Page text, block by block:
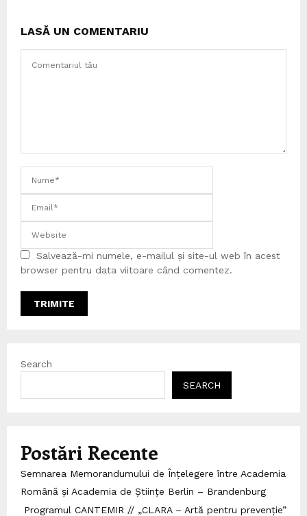
LASĂ UN COMENTARIU
Salvează-mi numele, e-mailul și site-ul web în acest
browser pentru data viitoare când comentez.
Search
SEARCH
Postări Recente
Semnarea Memorandumului de Înțelegere între Academia
Română și Academia de Științe Berlin – Brandenburg
Programul CANTEMIR // „CLARA – Artă pentru prevenție”